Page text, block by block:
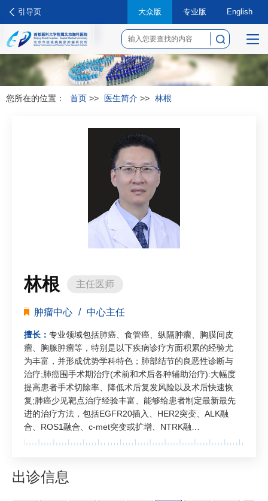
引导页 大众版 专业版 English
菜
您所在的位置： 首页 >> 医生简介 >> 林根
林根 主任医师
肿瘤中心 / 中心主任
擅长： 专业领域包括肺癌、食管癌、纵隔肿瘤、胸膜间皮
瘤、胸腺肿瘤等，特别是以下疾病诊疗方面积累的经验尤
为丰富，并形成优势学科特色；肺部结节的良恶性诊断与
治疗;肺癌围手术期治疗(术前和术后各种辅助治疗):大幅度
提高患者手术切除率、降低术后复发风险以及术后快速恢
复;肺癌少见靶点治疗经验丰富、能够给患者制定最新最先
进的治疗方法，包括EGFR20插入、HER2突变、ALK融
合、ROS1融合、c-met突变或扩增、NTRK融…
出诊信息